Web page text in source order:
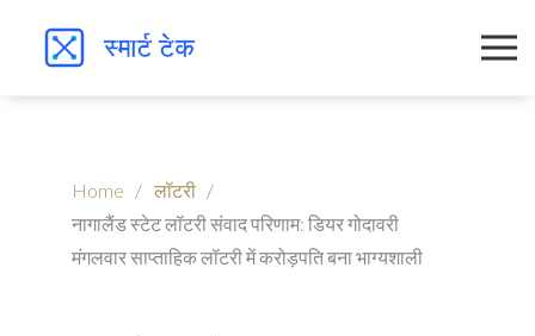
Home
लॉटरी
नागालैंड स्टेट लॉटरी संवाद परिणाम: डियर गोदावरी
मंगलवार साप्ताहिक लॉटरी में करोड़पति बना भाग्यशाली